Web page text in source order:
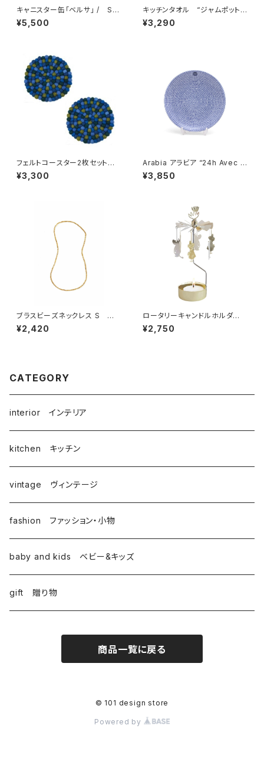
キャニスター缶「ベルサ」 / Sti
g Lindberg スティグ・リンドベ
リ
¥5,500
キッチンタオル “ジャムポットブ
ルー” / アルメダールス/AL
MEDAHLS by Studio Almed
¥3,290
フェルトコースター2枚セット /
Dekorando デコランド
¥3,300
Arabia アラビア “24h Avec ア
ベック” プレート 20cm
¥3,850
ブラスビーズネックレス S
／ fog linen work フォグリ
ネンワーク
¥2,420
ロータリーキャンドルホルダ
ー ムーミンイマジン / プル
ート・プロダクト
¥2,750
CATEGORY
interior インテリア
kitchen キッチン
vintage ヴィンテージ
fashion ファッション・小物
baby and kids ベビー&キッズ
gift 贈り物
商品一覧に戻る
© 101 design store
Powered by